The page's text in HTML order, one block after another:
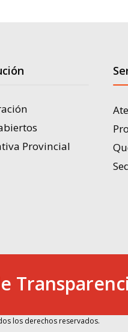
Provincial
los derechos reservados.